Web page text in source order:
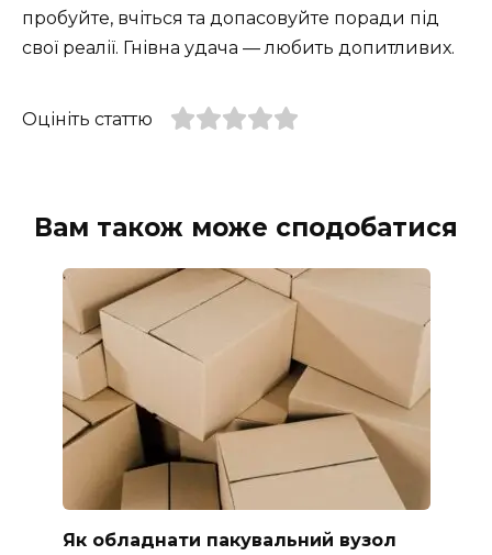
пробуйте, вчіться та допасовуйте поради під
свої реалії. Гнівна удача — любить допитливих.
Оцініть статтю
Вам також може сподобатися
Як обладнати пакувальний вузол